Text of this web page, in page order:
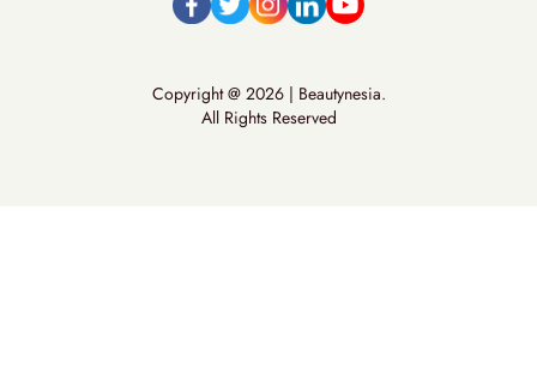
Copyright @ 2026 | Beautynesia.
All Rights Reserved